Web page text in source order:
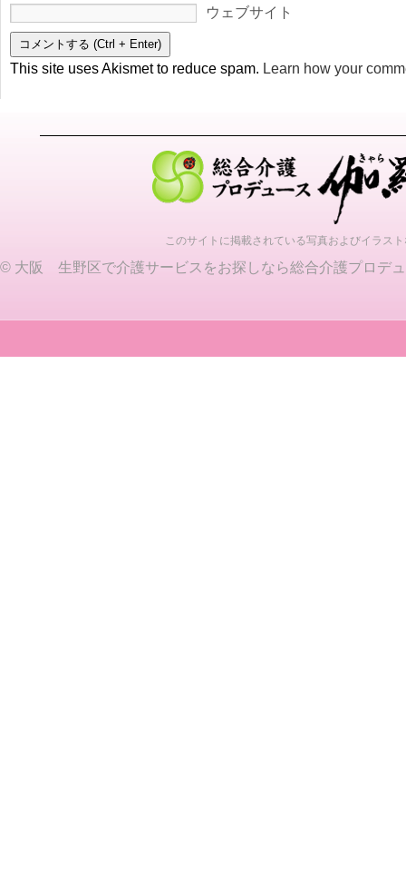
ウェブサイト
This site uses Akismet to reduce spam. Learn how your
このサイトに掲載されている写真およびイラス
© 大阪 生野区で介護サービスをお探しなら総合介護プロデ